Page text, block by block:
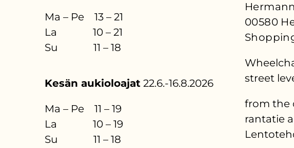
Ma – Pe 13 – 21
La 10 – 21
Su 11 – 18
Kesän aukioloajat 22.6.-16.8.2026
Ma – Pe 11 – 19
La 10 – 19
Su 11 – 18
00580
street
from the
rantatie